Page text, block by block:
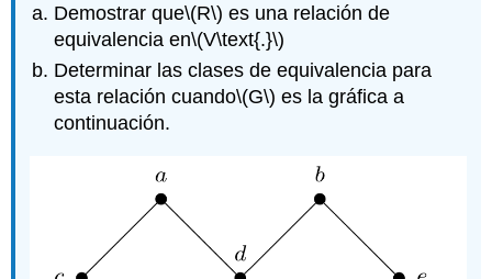
Demostrar que\(R\) es una relación de
equivalencia en\(V\text{.}\)
Determinar las clases de equivalencia para
esta relación cuando\(G\) es la gráfica a
continuación.